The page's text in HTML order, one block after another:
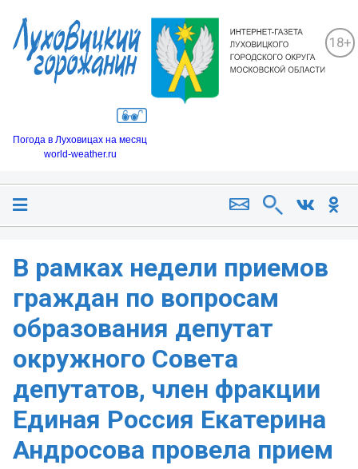
18+
Погода в Луховицах на месяц
world-weather.ru
В рамках недели приемов
граждан по вопросам
образования депутат
окружного Совета
депутатов, член фракции
Единая Россия Екатерина
Андросова провела прием